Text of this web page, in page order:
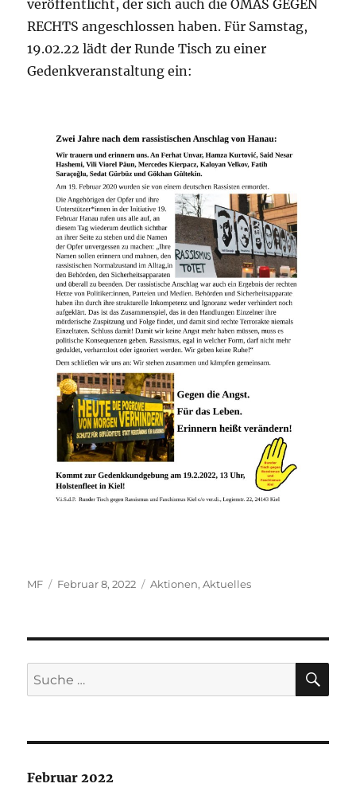
veröffentlicht, der sich auch die OMAS GEGEN
RECHTS angeschlossen haben. Für Samstag,
19.02.22 lädt der Runde Tisch zu einer
Gedenkveranstaltung ein:
Autor
MF
Veröffentlicht
Februar 8, 2022 Kategorien
Aktionen,Aktuelles
Suche
nach:
Februar 2022